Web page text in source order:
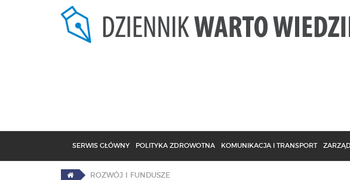
SERWIS GŁÓWNY POLITYKA ZDROWOTNA KOMUNIKACJA I TRANSPORT
ROZWÓJ I FUNDUSZE